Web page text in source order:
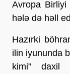
Avropa Birliyi
hələ də həll
Hazırki
ilin iyununda
kimi” daxil